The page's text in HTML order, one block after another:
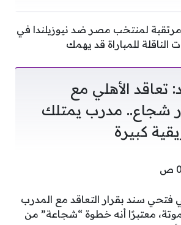
لمنتخب مصر ضد نيوزيلندا في
الناقلة للمباراة قد يهمك
الأهلي مع
شجاع.. مدرب يمتلك
كبيرة
فتحي سند بقرار التعاقد مع المدرب
معتبرًا أنه خطوة “شجاعة” من